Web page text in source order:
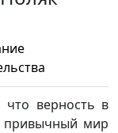
что верность в
привычный мир